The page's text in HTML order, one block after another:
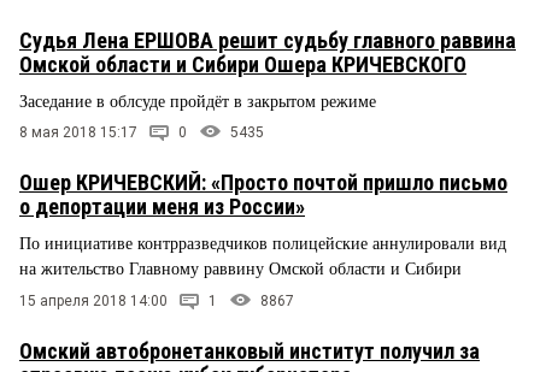
Судья Лена ЕРШОВА решит судьбу главного раввина
Омской области и Сибири Ошера КРИЧЕВСКОГО
Заседание в облсуде пройдёт в закрытом режиме
8 мая 2018 15:17 0 5435
Ошер КРИЧЕВСКИЙ: «Просто почтой пришло письмо
о депортации меня из России»
По инициативе контрразведчиков полицейские аннулировали вид
на жительство Главному раввину Омской области и Сибири
15 апреля 2018 14:00 1 8867
Омский автобронетанковый институт получил за